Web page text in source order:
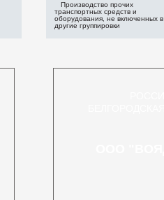
Производство прочих
транспортных средств и
оборудования, не включенных в
другие группировки